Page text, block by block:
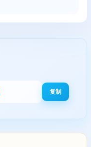
复制